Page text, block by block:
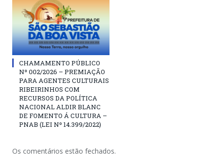
CHAMAMENTO PÚBLICO
Nº 002/2026 – PREMIAÇÃO
PARA AGENTES CULTURAIS
RIBEIRINHOS COM
RECURSOS DA POLÍTICA
NACIONAL ALDIR BLANC
DE FOMENTO Á CULTURA –
PNAB (LEI Nº 14.399/2022)
Os comentários estão fechados.